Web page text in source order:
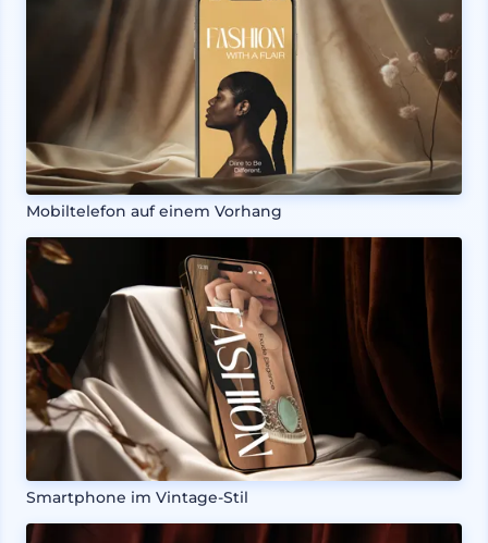
Mobiltelefon auf einem Vorhang
Smartphone im Vintage-Stil